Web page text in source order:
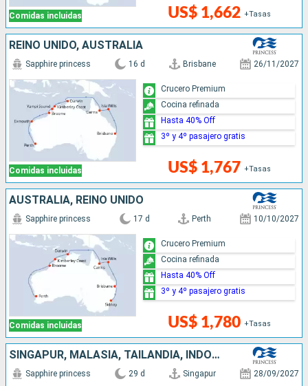
Comidas incluidas US$ 1,662 +Tasas
REINO UNIDO, AUSTRALIA
Comidas incluidas
Sapphire princess 16 d Brisbane 26/11/2027
US$ 1,767 +Tasas
Crucero Premium
Cocina refinada
Hasta 40% Off
3º y 4º pasajero gratis
AUSTRALIA, REINO UNIDO
Comidas incluidas
Sapphire princess 17 d Perth 10/10/2027
US$ 1,780 +Tasas
Crucero Premium
Cocina refinada
Hasta 40% Off
3º y 4º pasajero gratis
SINGAPUR, MALASIA, TAILANDIA, INDONESIA, AUSTRALIA, REINO UNIDO
Sapphire princess 29 d Singapur 28/09/2027